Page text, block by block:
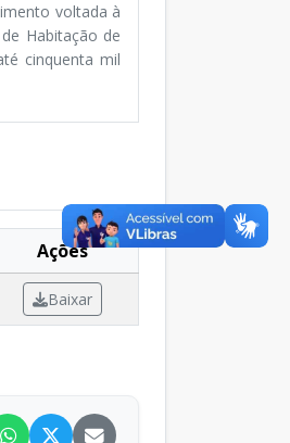
voltada à
Habitação de
cinquenta mil
Ações
Baixar